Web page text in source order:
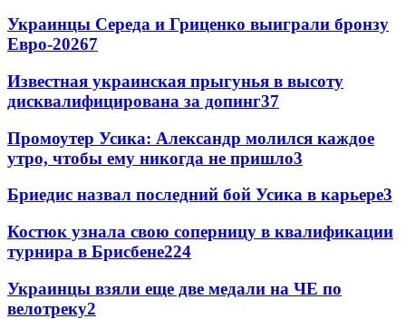
Украинцы Середа и Гриценко выиграли бронзу
Евро-20267
Известная украинская прыгунья в высоту
дисквалифицирована за допинг37
Промоутер Усика: Александр молился каждое
утро, чтобы ему никогда не пришло3
Бриедис назвал последний бой Усика в карьере3
Костюк узнала свою соперницу в квалификации
турнира в Брисбене224
Украинцы взяли еще две медали на ЧЕ по
велотреку2